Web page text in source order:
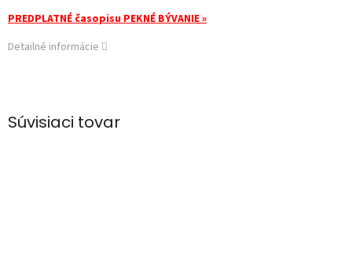
PREDPLATNÉ časopisu PEKNÉ BÝVANIE »
Detailné informácie
Súvisiaci tovar